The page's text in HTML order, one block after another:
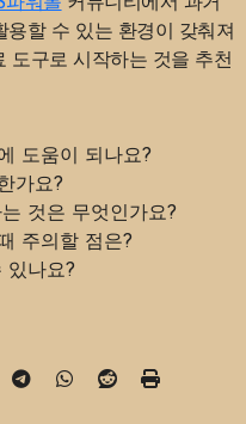
할 수 있는 환경이 갖춰져
도구로 시작하는 것을 추천
도움이 되나요?
가요?
것은 무엇인가요?
주의할 점은?
있나요?